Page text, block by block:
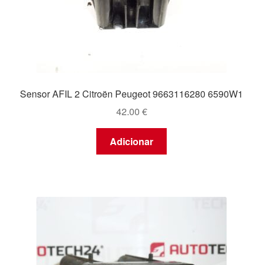
Sensor AFIL 2 Citroën Peugeot 9663116280 6590W1
42.00 €
Adicionar